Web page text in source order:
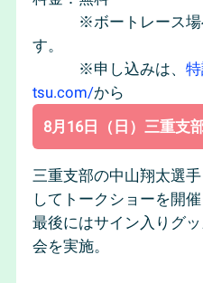
※ボートレース場へ
す。
※申し込みは、
tsu.com/から
8月16日（日）三重支
三重支部の中山翔太選
してトークショーを開
最後にはサイン入りグ
会を実施。